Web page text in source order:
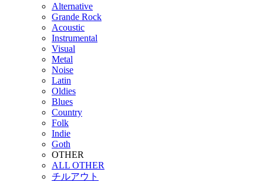
Alternative
Grande Rock
Acoustic
Instrumental
Visual
Metal
Noise
Latin
Oldies
Blues
Country
Folk
Indie
Goth
OTHER
ALL OTHER
チルアウト